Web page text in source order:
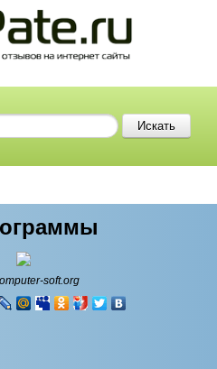
soft.org